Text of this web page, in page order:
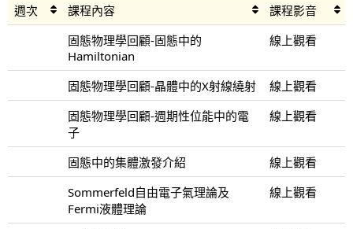
週次 課程內容
課程影音
固態物理學回顧-固態中的
Hamiltonian
線上觀看
固態物理學回顧-晶體中的X射線繞射
線上觀看
固態物理學回顧-週期性位能中的電
子
線上觀看
固態中的集體激發介紹
線上觀看
Sommerfeld自由電子氣理論及
Fermi液體理論
線上觀看